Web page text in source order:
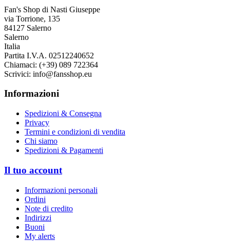
Fan's Shop di Nasti Giuseppe
via Torrione, 135
84127 Salerno
Salerno
Italia
Partita I.V.A. 02512240652
Chiamaci: (+39) 089 722364
Scrivici: info@fansshop.eu
Informazioni
Spedizioni & Consegna
Privacy
Termini e condizioni di vendita
Chi siamo
Spedizioni & Pagamenti
Il tuo account
Informazioni personali
Ordini
Note di credito
Indirizzi
Buoni
My alerts